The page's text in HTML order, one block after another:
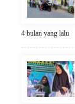
4 bulan yang lalu